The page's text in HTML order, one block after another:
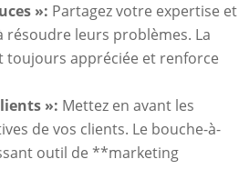
»: Partagez votre expertise et
résoudre leurs problèmes. La
toujours appréciée et renforce
»: Mettez en avant les
de vos clients. Le bouche-à-
outil de **marketing